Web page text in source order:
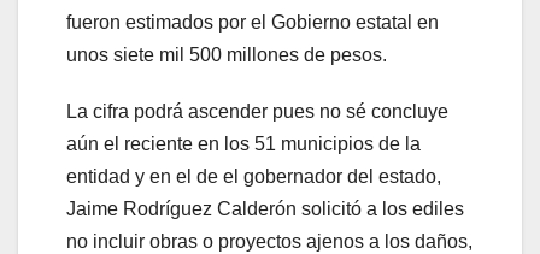
fueron estimados por el Gobierno estatal en
unos siete mil 500 millones de pesos.
La cifra podrá ascender pues no sé concluye
aún el reciente en los 51 municipios de la
entidad y en el de el gobernador del estado,
Jaime Rodríguez Calderón solicitó a los ediles
no incluir obras o proyectos ajenos a los daños,